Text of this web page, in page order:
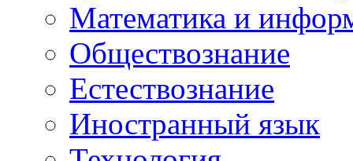
Математика и
Обществознание
Естествознание
Иностранный язык